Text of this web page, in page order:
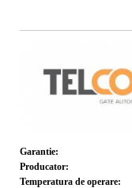
Garantie:
Producator:
Temperatura de operare: